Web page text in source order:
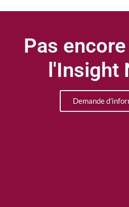
Pas
l'Insight
Demande